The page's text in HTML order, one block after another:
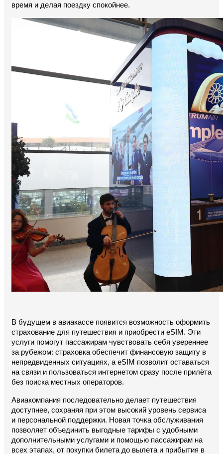
время и делая поездку спокойнее.
В будущем в авиакассе появится возможность оформить
страхование для путешествия и приобрести eSIM. Эти
услуги помогут пассажирам чувствовать себя увереннее
за рубежом: страховка обеспечит финансовую защиту в
непредвиденных ситуациях, а eSIM позволит оставаться
на связи и пользоваться интернетом сразу после прилёта
без поиска местных операторов.
Авиакомпания последовательно делает путешествия
доступнее, сохраняя при этом высокий уровень сервиса
и персональной поддержки. Новая точка обслуживания
позволяет объединить выгодные тарифы с удобными
дополнительными услугами и помощью пассажирам на
всех этапах, от покупки билета до вылета и прибытия в